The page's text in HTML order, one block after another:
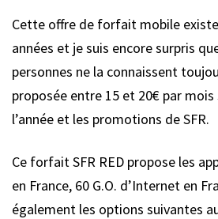
Cette offre de forfait mobile
années et je suis encore surpris
personnes ne la connaissent
proposée entre 15 et 20€ par
l’année et les promotions de SFR.
Ce forfait SFR RED propose les
en France, 60 G.O. d’Internet en
également les options suivantes